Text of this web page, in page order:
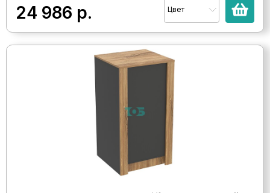
24 986 р. Цвет